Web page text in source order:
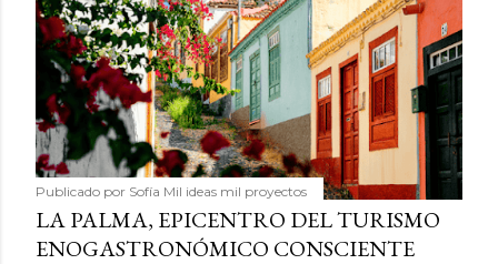
Publicado por Sofía Mil ideas mil proyectos
LA PALMA, EPICENTRO DEL TURISMO
ENOGASTRONÓMICO CONSCIENTE